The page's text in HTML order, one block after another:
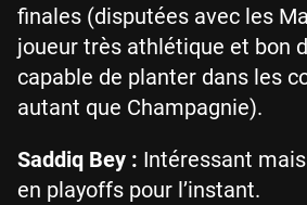
finales (disputées avec les
joueur très athlétique et bon
capable de planter dans les
autant que Champagnie).
Saddiq Bey : Intéressant
en playoffs pour l’instant.